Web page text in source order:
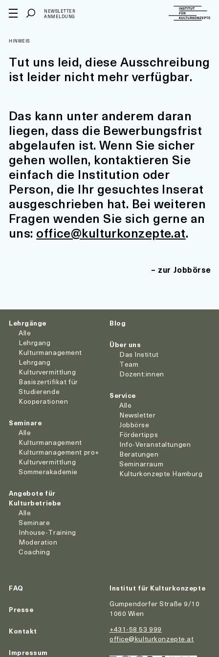
NEWSLETTER
ANMELDUNG
HINWEIS
Tut uns leid, diese Ausschreibung
ist leider nicht mehr verfügbar.
Das kann unter anderem daran
liegen, dass die Bewerbungsfrist
abgelaufen ist. Wenn Sie sicher
gehen wollen, kontaktieren Sie
einfach die Institution oder
Person, die Ihr gesuchtes Inserat
ausgeschrieben hat. Bei weiteren
Fragen wenden Sie sich gerne an
uns: office@kulturkonzepte.at.
zur Jobbörse
Lehrgänge
Alle
Lehrgang
Kulturmanagement
Lehrgang
Kulturvermittlung
Basiszertifikat für
Studierende
Kooperationen
Seminare
Alle
Kulturmanagement
Kulturmanagement pro+
Kulturvermittlung
Sommerakademie
Angebote für
Kulturbetriebe
Alle
Seminare
Inhouse-Training
Moderation
Coaching
Blog
Über uns
Das Institut
Team
Dozent:innen
Service
Alle
Newsletter
Jobbörse
Fördertipps
Info-Veranstaltungen
Beratungen
Seminarraum
Kulturkonzepte Hamburg
FAQ
Presse
Kontakt
Impressum
Institut für Kulturkonzepte
Gumpendorfer Straße 9/10
1060 Wien
+431-58 53 999
office@kulturkonzepte.at